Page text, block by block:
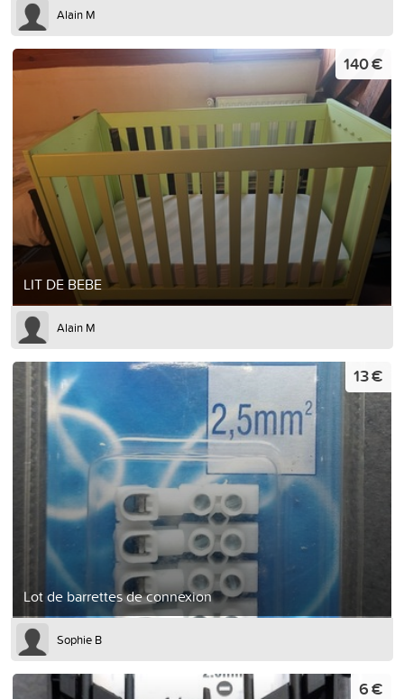
Alain M
LIT DE BEBE
140 €
Alain M
Lot de barrettes de connexion
13 €
Sophie B
6 €